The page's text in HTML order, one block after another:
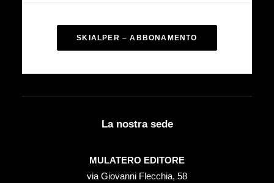
SKIALPER – ABBONAMENTO
La nostra sede
MULATERO EDITORE
via Giovanni Flecchia, 58